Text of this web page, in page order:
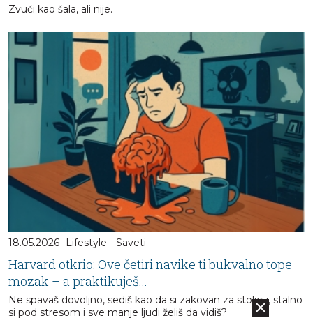
Zvuči kao šala, ali nije.
18.05.2026 Lifestyle - Saveti
Harvard otkrio: Ove četiri navike ti bukvalno tope
mozak – a praktikuješ...
Ne spavaš dovoljno, sediš kao da si zakovan za stolicu, stalno
si pod stresom i sve manje ljudi želiš da vidiš?